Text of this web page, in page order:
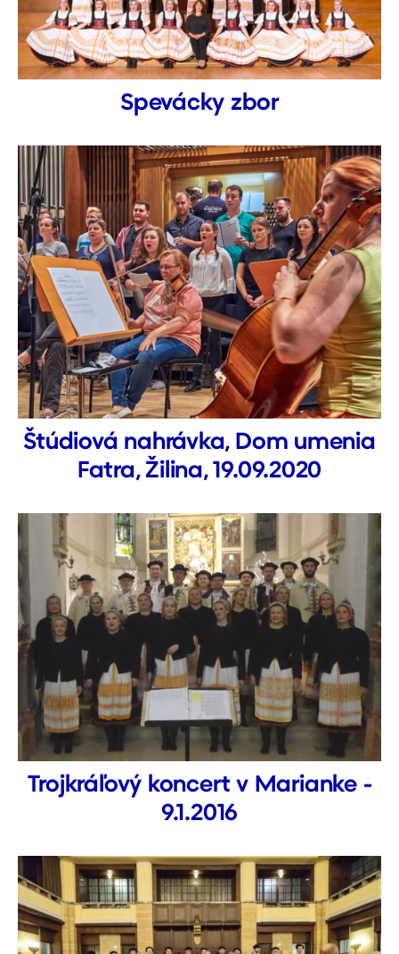
Spevácky zbor
Štúdiová nahrávka, Dom umenia
Fatra, Žilina, 19.09.2020
Trojkráľový koncert v Marianke -
9.1.2016